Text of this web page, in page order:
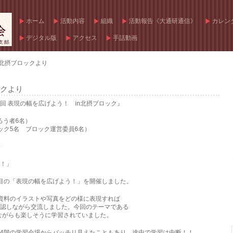
ホーム 活動内容 組織 活動報告《大通研通信》 カレン
デジタル版 アクセス 手話動画
摂ブロックより
より
表現の幅を広げよう！ in北摂ブロック』
者6名）
5名 ブロック運営委員6名）
」
「表現の幅を広げよう！」を開催しました。
のイラストや写真をどの様に表現すれば
しながら交流しました。今回のテーマである
らも楽しそうに学習されていました。